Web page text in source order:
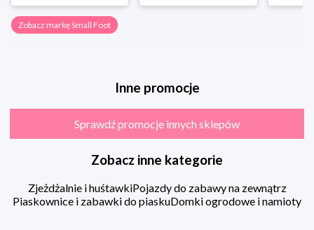
Zobacz markę Small Foot
Inne promocje
Sprawdź promocje innych sklepów
Zobacz inne kategorie
Zjeżdżalnie i huśtawkiPojazdy do zabawy na zewnątrz
Piaskownice i zabawki do piaskuDomki ogrodowe i namioty